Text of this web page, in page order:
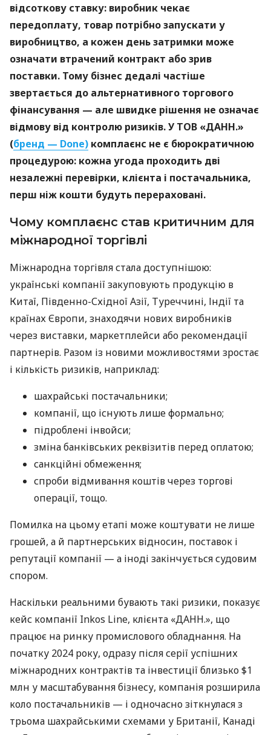
відсоткову ставку: виробник чекає
передоплату, товар потрібно запускати у
виробництво, а кожен день затримки може
означати втрачений контракт або зрив
поставки. Тому бізнес дедалі частіше
звертається до альтернативного торгового
фінансування — але швидке рішення не означає
відмову від контролю ризиків. У ТОВ «ДАНН.»
(бренд — Done) комплаєнс не є бюрократичною
процедурою: кожна угода проходить дві
незалежні перевірки, клієнта і постачальника,
перш ніж кошти будуть перераховані.
Чому комплаєнс став критичним для
міжнародної торгівлі
Міжнародна торгівля стала доступнішою:
українські компанії закуповують продукцію в
Китаї, Південно-Східної Азії, Туреччині, Індії та
країнах Європи, знаходячи нових виробників
через виставки, маркетплейси або рекомендації
партнерів. Разом із новими можливостями зростає
і кількість ризиків, наприклад:
шахрайські постачальники;
компанії, що існують лише формально;
підроблені інвойси;
зміна банківських реквізитів перед оплатою;
санкційні обмеження;
спроби відмивання коштів через торгові
операції, тощо.
Помилка на цьому етапі може коштувати не лише
грошей, а й партнерських відносин, поставок і
репутації компанії — а іноді закінчується судовим
спором.
Наскільки реальними бувають такі ризики, показує
кейс компанії Inkos Line, клієнта «ДАНН.», що
працює на ринку промислового обладнання. На
початку 2024 року, одразу після серії успішних
міжнародних контрактів та інвестиції близько $1
млн у масштабування бізнесу, компанія розширила
коло постачальників — і одночасно зіткнулася з
трьома шахрайськими схемами у Британії, Канаді